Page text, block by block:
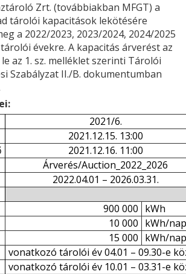
Zrt. (továbbiakban MFGT) a
tárolói kapacitások lekötésére
a 2022/2023, 2023/2024, 2024/2025
évekre. A kapacitás árverést az
az 1. sz. melléklet szerinti Tárolói
Szabályzat II./B. dokumentumban
2021/6.
2021.12.15. 13:00
2021.12.16. 11:00
Árverés/Auction_2022_2026
2022.04.01 – 2026.03.31.
900 000 kWh
10 000 kWh/nap
15 000 kWh/nap
vonatkozó tárolói év 04.01 – 09.30-e
vonatkozó tárolói év 10.01 – 03.31-e